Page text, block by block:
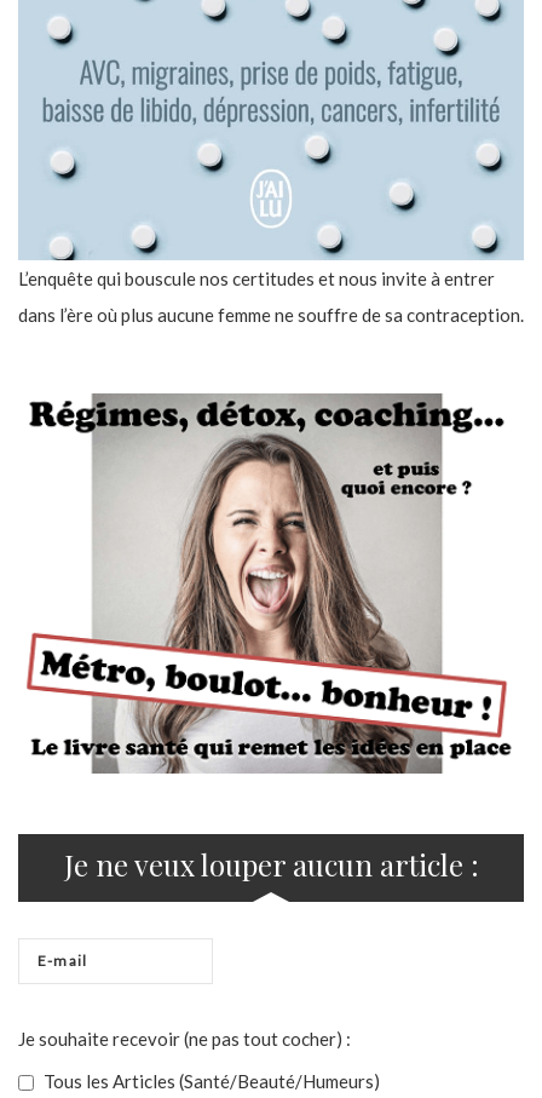
L’enquête qui bouscule nos certitudes et nous invite à entrer
dans l’ère où plus aucune femme ne souffre de sa contraception.
Je ne veux louper aucun article :
Je souhaite recevoir (ne pas tout cocher) :
Tous les Articles (Santé/Beauté/Humeurs)